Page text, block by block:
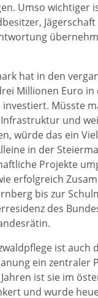
Umso wichtiger
hat in den
Millionen Euro in
investiert. Müsste
und
würde das ein
in der
Projekte
erfolgreich
bis zur
des
ist auch
ein zentraler
ist sie im
und wurde